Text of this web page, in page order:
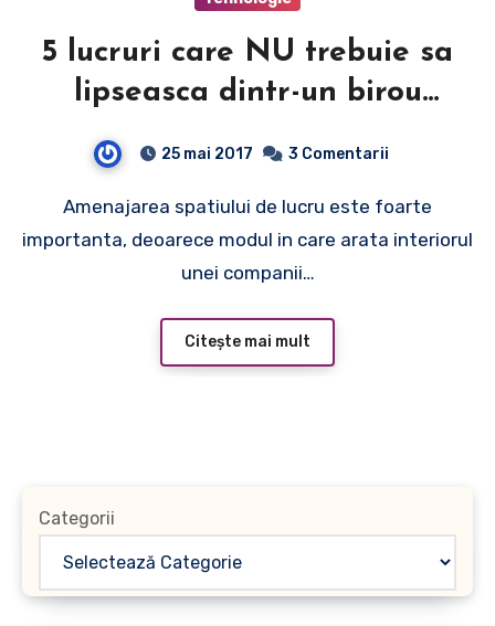
5 lucruri care NU trebuie sa
lipseasca dintr-un birou
25 mai 2017 3 Comentarii
Amenajarea spatiului de lucru este foarte
importanta, deoarece modul in care arata interiorul
unei companii…
Citește mai mult
Categorii